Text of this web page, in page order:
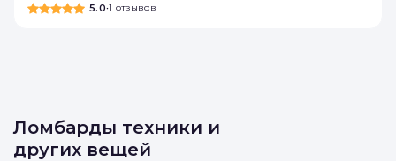
5.0•1 отзывов
Ломбарды техники и
других вещей